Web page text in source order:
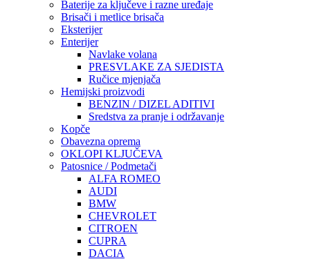
Baterije za ključeve i razne uređaje
Brisači i metlice brisača
Eksterijer
Enterijer
Navlake volana
PRESVLAKE ZA SJEDISTA
Ručice mjenjača
Hemijski proizvodi
BENZIN / DIZEL ADITIVI
Sredstva za pranje i održavanje
Kopče
Obavezna oprema
OKLOPI KLJUČEVA
Patosnice / Podmetači
ALFA ROMEO
AUDI
BMW
CHEVROLET
CITROEN
CUPRA
DACIA